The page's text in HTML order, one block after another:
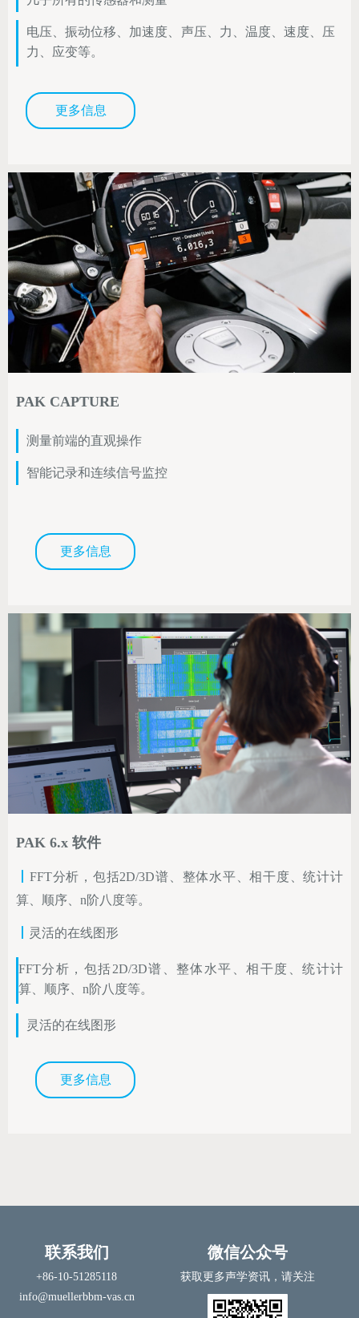
更多信息
电压、振动位移、加速度、声压、力、温度、速度、压
力、应变等。
PAK CAPTURE
更多信息
测量前端的直观操作
智能记录和连续信号监控
PAK 6.x 软件
FFT分析，包括2D/3D谱、整体水平、相干度、统计计
算、顺序、n阶八度等。
灵活的在线图形
更多信息
FFT分析，包括2D/3D谱、整体水平、相干度、统计计
算、顺序、n阶八度等。
灵活的在线图形
联系我们
+86-10-51285118
info@muellerbbm-vas.cn
微信公众号
获取更多声学资讯，请关注